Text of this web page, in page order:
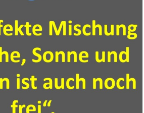
Total Security
3 G...